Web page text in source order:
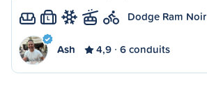
L Dodge Ram
Ash 4,9 6 conduits